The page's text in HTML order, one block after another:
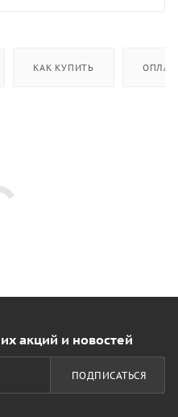
КАК КУПИТЬ
акций и новостей
ПОДПИСАТЬСЯ